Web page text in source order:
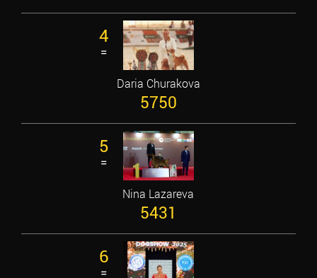
4
=
Daria Churakova
5750
5
=
Nina Lazareva
5431
6
=